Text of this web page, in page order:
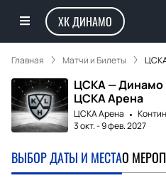
ХК ДИНАМО
Главная Матчи и Билеты
ЦСКА — Динамо
ЦСКА Арена
ЦСКА Арена
3 окт.-9 фев. 2027
ВЫБОР ДАТЫ И МЕСТАО